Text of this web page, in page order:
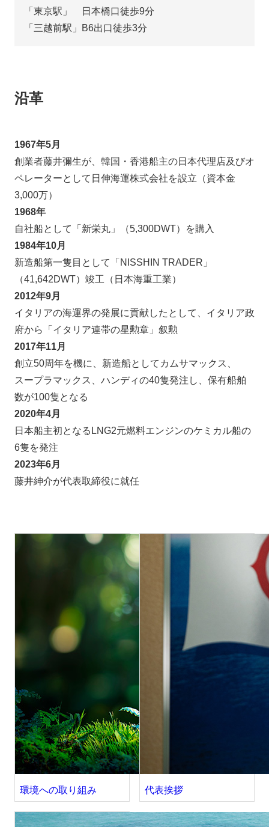
「東京駅」 日本橋口徒歩9分
「三越前駅」B6出口徒歩3分
沿革
1967年5月
創業者藤井彌生が、韓国・香港船主の日本代理店及びオ
ペレーターとして日伸海運株式会社を設立（資本金
3,000万）
1968年
自社船として「新栄丸」（5,300DWT）を購入
1984年10月
新造船第一隻目として「NISSHIN TRADER」
（41,642DWT）竣工（日本海重工業）
2012年9月
イタリアの海運界の発展に貢献したとして、イタリア政
府から「イタリア連帯の星勲章」叙勲
2017年11月
創立50周年を機に、新造船としてカムサマックス、
スープラマックス、ハンディの40隻発注し、保有船舶
数が100隻となる
2020年4月
日本船主初となるLNG2元燃料エンジンのケミカル船の
6隻を発注
2023年6月
藤井紳介が代表取締役に就任
環境への取り組み 代表挨拶